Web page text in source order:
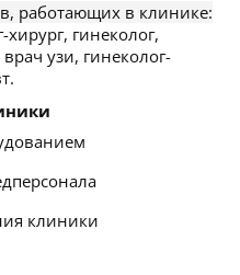
работающих в клинике:
хирург, гинеколог,
узи, гинеколог-
клиники